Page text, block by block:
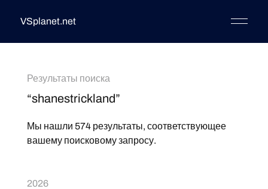
VSplanet.net
Результаты поиска
“shanestrickland”
Мы нашли 574 результаты, соответствующее
вашему поисковому запросу.
2026